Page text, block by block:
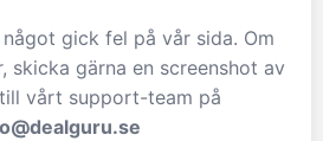
gick fel på vår sida. Om
skicka gärna en screenshot av
vårt support-team på